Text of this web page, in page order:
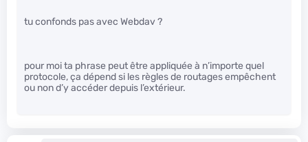
tu confonds pas avec Webdav ?
pour moi ta phrase peut être appliquée à n’importe quel
protocole, ça dépend si les règles de routages empêchent
ou non d’y accéder depuis l’extérieur.